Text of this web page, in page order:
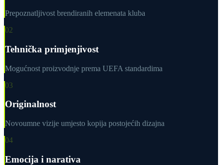
Prepoznatljivost brendiranih elemenata kluba
02
Tehnička primjenjivost
Mogućnost proizvodnje prema UEFA standardima
03
Originalnost
Novoumne vizije umjesto kopija postojećih dizajna
04
Emocija i narativa